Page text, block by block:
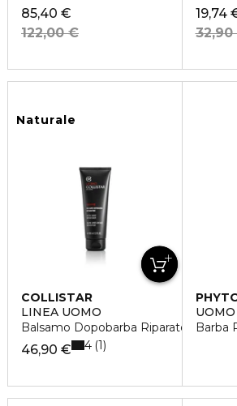
85,40 €
122,00 €
19,74
32,90
Naturale
COLLISTAR
LINEA UOMO
Balsamo Dopobarba Riparatore
46,90 € 4 1
UOMO
Barba